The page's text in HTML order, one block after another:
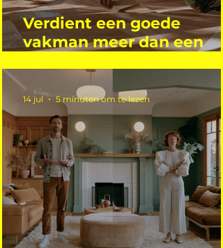
Verdient een goede
vakman meer dan een
14 jul 5 minuten om te lezen